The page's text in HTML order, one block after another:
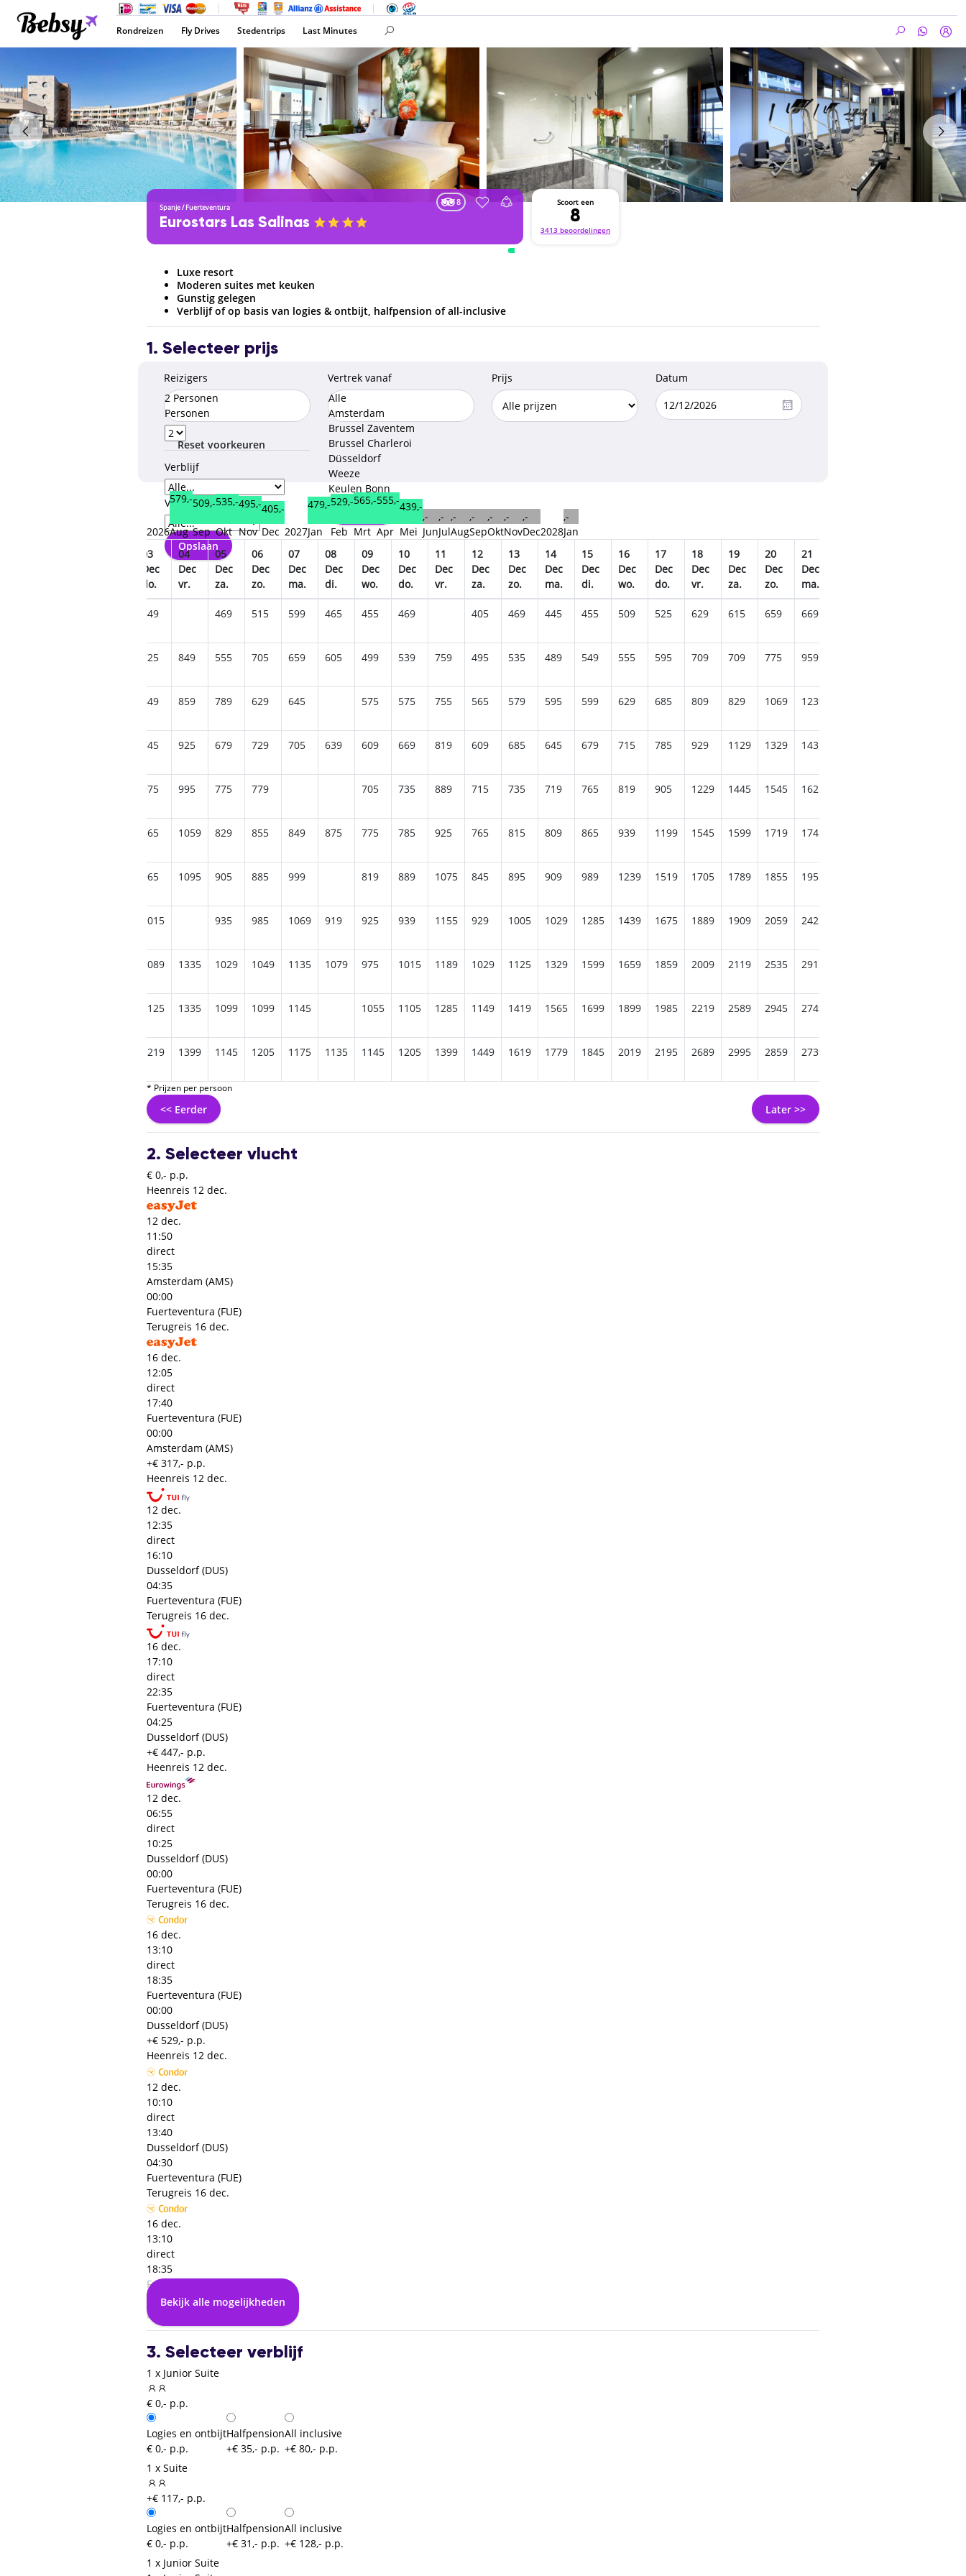
Rondreizen Fly Drives Stedentrips Last Minutes
Spanje/Fuerteventura
8
Eurostars Las Salinas
Scoort een
8
3413 beoordelingen
Luxe resort
Moderen suites met keuken
Gunstig gelegen
Verblijf of op basis van logies & ontbijt, halfpension of all-inclusive
1. Selecteer prijs
Reizigers
2 Personen
Personen
Verblijf
Verzorgingstype
Opslaan
Vertrek vanaf
Alle
Amsterdam
Brussel Zaventem
Brussel Charleroi
Düsseldorf
Weeze
Keulen Bonn
Opslaan
Prijs Datum
Reset voorkeuren
2026
579,-
Aug
509,-
Sep
535,-
Okt
495,-
Nov
405,-
Dec 2027
479,-
Jan
529,-
Feb
565,-
Mrt
555,-
Apr
439,-
Mei
,-
Jun
,-
Jul
,-
Aug
,-
Sep
,-
Okt
,-
Nov
,-
Dec2028
,-
Jan
03
Dec
do.
04
Dec
vr.
05
Dec
za.
06
Dec
zo.
07
Dec
ma.
08
Dec
di.
09
Dec
wo.
10
Dec
do.
11
Dec
vr.
12
Dec
za.
13
Dec
zo.
14
Dec
ma.
15
Dec
di.
16
Dec
wo.
17
Dec
do.
18
Dec
vr.
19
Dec
za.
20
Dec
zo.
21
Dec
ma.
649 469 515 599 465 455 469 405 469 445 455 509 525 629 615 659 669
725 849 555 705 659 605 499 539 759 495 535 489 549 555 595 709 709 775 959
649 859 789 629 645 575 575 755 565 579 595 599 629 685 809 829 1069 1239
745 925 679 729 705 639 609 669 819 609 685 645 679 715 785 929 1129 1329 1435
975 995 775 779 705 735 889 715 735 719 765 819 905 1229 1445 1545 1625
865 1059 829 855 849 875 775 785 925 765 815 809 865 939 1199 1545 1599 1719 1745
965 1095 905 885 999 819 889 1075 845 895 909 989 1239 1519 1705 1789 1855 1955
1015 935 985 1069 919 925 939 1155 929 1005 1029 1285 1439 1675 1889 1909 2059 2425
1089 1335 1029 1049 1135 1079 975 1015 1189 1029 1125 1329 1599 1659 1859 2009 2119 2535 2915
1125 1335 1099 1099 1145 1055 1105 1285 1149 1419 1565 1699 1899 1985 2219 2589 2945 2749
1219 1399 1145 1205 1175 1135 1145 1205 1399 1449 1619 1779 1845 2019 2195 2689 2995 2859 2739
* Prijzen per persoon
<< Eerder Later >>
2. Selecteer vlucht
€ 0,- p.p.
Heenreis 12 dec.
12 dec.
11:50
direct
15:35
Amsterdam (AMS)
00:00
Fuerteventura (FUE)
Terugreis 16 dec.
16 dec.
12:05
direct
17:40
Fuerteventura (FUE)
00:00
Amsterdam (AMS)
+€ 317,- p.p.
Heenreis 12 dec.
12 dec.
12:35
direct
16:10
Dusseldorf (DUS)
04:35
Fuerteventura (FUE)
Terugreis 16 dec.
16 dec.
17:10
direct
22:35
Fuerteventura (FUE)
04:25
Dusseldorf (DUS)
+€ 447,- p.p.
Heenreis 12 dec.
12 dec.
06:55
direct
10:25
Dusseldorf (DUS)
00:00
Fuerteventura (FUE)
Terugreis 16 dec.
16 dec.
13:10
direct
18:35
Fuerteventura (FUE)
00:00
Dusseldorf (DUS)
+€ 529,- p.p.
Heenreis 12 dec.
12 dec.
10:10
direct
13:40
Dusseldorf (DUS)
04:30
Fuerteventura (FUE)
Terugreis 16 dec.
16 dec.
13:10
direct
18:35
Fuerteventura (FUE)
04:25
Dusseldorf (DUS)
Bekijk alle mogelijkheden
3. Selecteer verblijf
1 x Junior Suite
€ 0,- p.p.
Logies en ontbijt
€ 0,- p.p.
Halfpension
+€ 35,- p.p.
All inclusive
+€ 80,- p.p.
1 x Suite
+€ 117,- p.p.
Logies en ontbijt
€ 0,- p.p.
Halfpension
+€ 31,- p.p.
All inclusive
+€ 128,- p.p.
1 x Junior Suite